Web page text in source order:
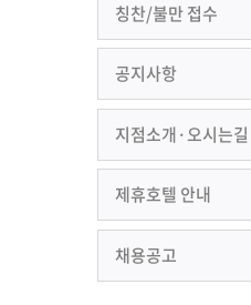
칭찬/불만 접수
공지사항
지점소개·오시는길
제휴호텔 안내
채용공고